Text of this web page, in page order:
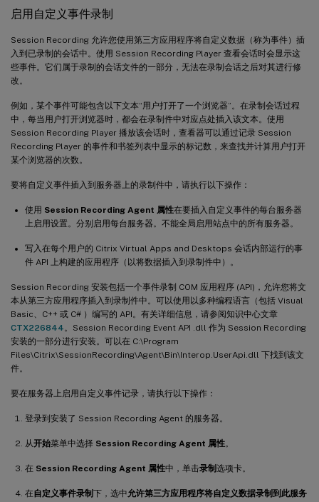
启用自定义事件录制
Session Recording 允许您使用第三方应用程序将自定义数据（称为事件）插
入到已录制的会话中。使用 Session Recording Player 查看会话时会显示这
些事件。它们属于录制的会话文件的一部分，无法在录制会话之后对其进行修
改。
例如，某个事件可能包含以下文本“用户打开了一个浏览器”。在录制会话过程
中，每当用户打开浏览器时，都会在录制件中对应点处插入该文本。使用
Session Recording Player 播放该会话时，查看器可以通过记录 Session
Recording Player 的事件和书签列表中显示的标记数，来查找并计算用户打开
某个浏览器的次数。
要将自定义事件插入到服务器上的录制件中，请执行以下操作：
使用 Session Recording Agent 属性在要插入自定义事件的每台服务器
上启用设置。分别启用每台服务器。不能全局启用站点中的所有服务器。
写入在每个用户的 Citrix Virtual Apps and Desktops 会话内部运行的事
件 API 上构建的应用程序（以将数据插入到录制件中）。
Session Recording 安装包括一个事件录制 COM 应用程序 (API)，允许您将文
本从第三方应用程序插入到录制件中。可以使用以多种编程语言（包括 Visual
Basic、C++ 或 C# ）编写的 API。有关详细信息，请参阅知识中心文章
CTX226844 。Session Recording Event API .dll 作为 Session Recording
安装的一部分进行安装。可以在 C:\Program
Files\Citrix\SessionRecording\Agent\Bin\Interop.UserApi.dll 下找到该文
件。
要在服务器上启用自定义事件记录，请执行以下操作：
登录到安装了 Session Recording Agent 的服务器。
从开始菜单中选择 Session Recording Agent 属性。
在 Session Recording Agent 属性中，单击录制选项卡。
在自定义事件录制下，选中允许第三方应用程序将自定义数据录制到此服务